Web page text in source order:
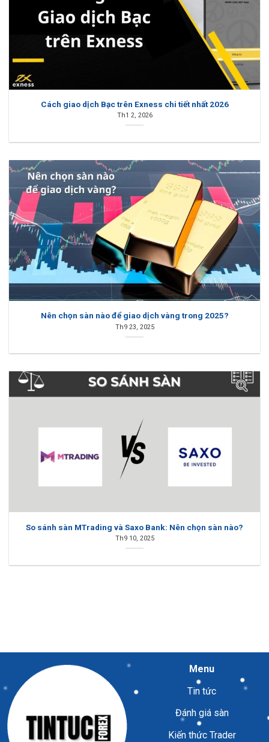
Cách giao dịch Bạc trên Exness chi tiết nhất 2026
Th1 2, 2026
Nên chọn sàn nào để giao dịch vàng trong 2025?
Th9 23, 2025
So sánh sàn MTrading và Saxo Bank: Nên chọn sàn nào?
Th9 10, 2025
Menu
Tin tức
Đánh giá sàn
Kiến thức Trader